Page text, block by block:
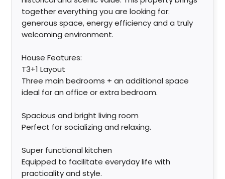
together everything you are looking for:
generous space, energy efficiency and a truly
welcoming environment.
House Features:
T3+1 Layout
Three main bedrooms + an additional space
ideal for an office or extra bedroom.
Spacious and bright living room
Perfect for socializing and relaxing.
Super functional kitchen
Equipped to facilitate everyday life with
practicality and style.